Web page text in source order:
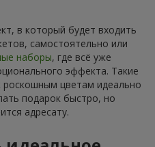
в который будет входить
самостоятельно или
наборы, где всё уже
эффекта. Такие
цветам идеально
подарок быстро, но
адресату.